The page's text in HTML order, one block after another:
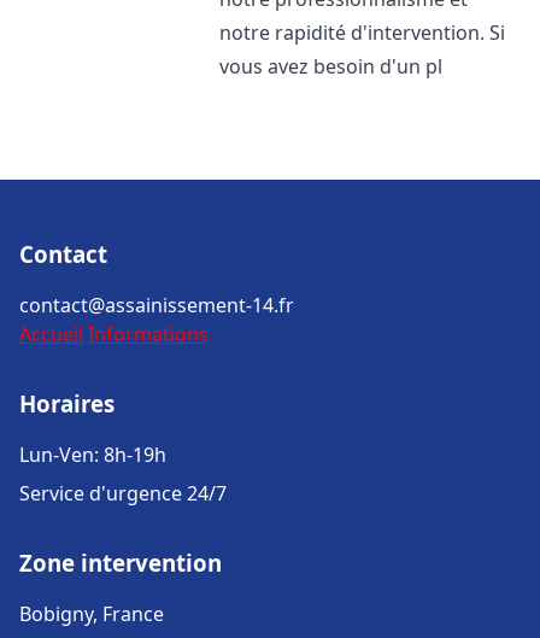
notre rapidité d'intervention. Si
vous avez besoin d'un pl
Contact
contact@assainissement-14.fr
Accueil Informations
Horaires
Lun-Ven: 8h-19h
Service d'urgence 24/7
Zone intervention
Bobigny, France